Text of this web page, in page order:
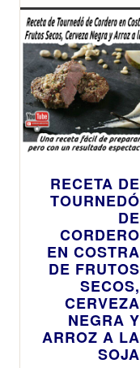
RECETA DE
TOURNEDÓ
DE
CORDERO
EN COSTRA
DE FRUTOS
SECOS,
CERVEZA
NEGRA Y
ARROZ A LA
SOJA